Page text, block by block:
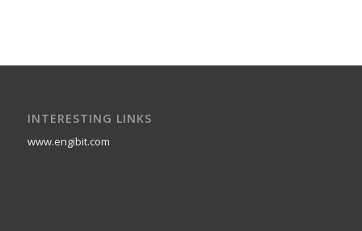
INTERESTING LINKS
www.engibit.com